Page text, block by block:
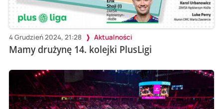
4 Grudzień 2024, 21:28 Aktualności
Mamy drużynę 14. kolejki PlusLigi